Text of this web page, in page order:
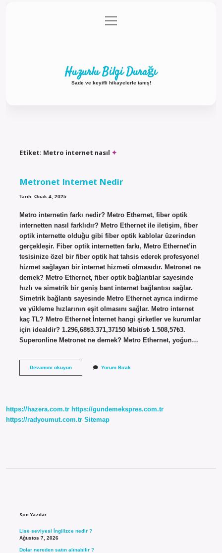
Gizlilik Politikası
menüyü
aç
Huzurlu Bilgi Durağı
Sade ve keyifli hikayelerle tanış!
Etiket: Metro internet nasıl
Metronet Internet Nedir
Tarih: Ocak 4, 2025
Metro internetin farkı nedir? Metro Ethernet, fiber optik
internetten nasıl farklıdır? Metro Ethernet ile iletişim, fiber
optik internette olduğu gibi fiber optik kablolar üzerinden
gerçekleşir. Fiber optik internetten farkı, Metro Ethernet’in
tesisinize özel bir fiber optik hat tahsis ederek profesyonel
hizmet sağlayan bir internet hizmeti olmasıdır. Metronet ne
demek? Metro Ethernet, fiber optik bağlantılar sayesinde
hızlı ve simetrik bir geniş bant internet bağlantısı sağlar.
Simetrik bağlantı sayesinde Metro Ethernet ayrıca indirme
ve yükleme hızlarının eşit olmasını sağlar. Metro internet
kaç TL? Metro Ethernet İnternet hangi şirketler ve kurumlar
için idealdir? 1.296,68₺3.371,37150 Mbit/s₺ 1.508,57₺3.
Superonline Metronet ne demek? Metro Ethernet, yoğun…
Devamını okuyunMetronet
Yorum Bırak
https://hazera.com.tr https://gundemekspres.com.tr
https://radyoumut.com.tr Sitemap
Son Yazılar
Lise seviyesi İngilizce nedir ?
Ağustos 7, 2026
Dolar nereden satın alınabilir ?